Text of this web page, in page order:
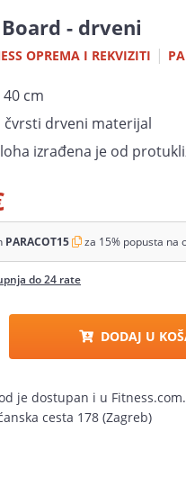
- drveni
OPREMA I REKVIZITI |
cm
čvrsti drveni materijal
izrađena je od
PARACOT15 za 15% popusta na
do 24 rate
DODAJ U
je dostupan i u
cesta 178 (Zagreb)